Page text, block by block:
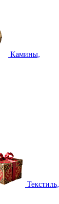
Камины,
Текстиль,